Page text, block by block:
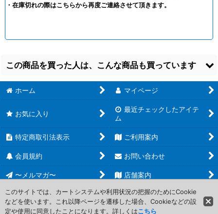
・在庫切れの際はこちらから再度ご連絡させて頂きます。
この商品を買った人は、こんな商品も買っています
【予約商品】
うたの☆プリンスさま
っ♪ Shining Live ビジ
ード Vol.6 BOX（10パ
【26年12月17日発
売】
[ 4510417062110]
【再販予約商品】
すごくこわいしま：テ
ィラノばん
【26年9月10日再販】
4542325321904]
円 (税込)
希望小売価格 : 1,980
在庫10個
【再販予約商品】
ガンダムカードゲーム
エクストラブースター
ネレーション エターナ
Nexus【EB01】 BOX
(24パック入り)【再販
予約商品】
ホーム マイページ
お気に入り
最近チェックしたアイテ
ム
特定商取引法表示 ご利用案内
会員規約 お問い合わせ
〜メルマガ〜 店舗案内
Copyright (C) 2006-2017 PROJECT CORE Corporation. All Rights
Reserved.
このサイトでは、カートシステムや利用状況の把握のためにCookie
などを使います。これ以降ページを遷移した場合、Cookieなどの設
定や使用に同意したことになります。詳しくはこちら